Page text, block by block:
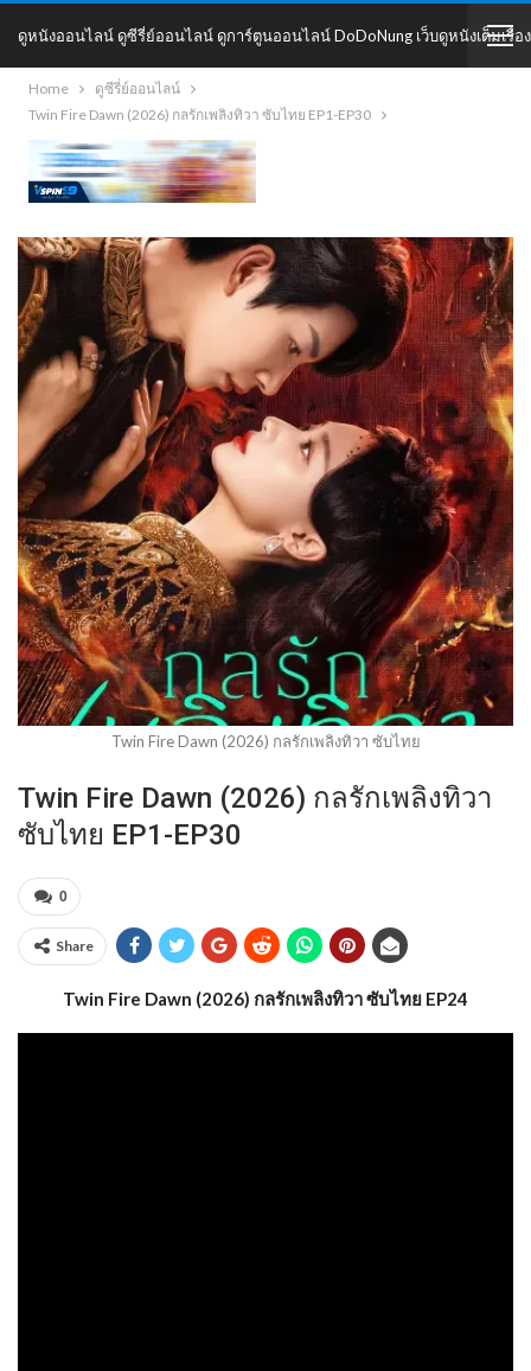
ดูหนังออนไลน์ ดูซีรี่ย์ออนไลน์ ดูการ์ตูนออนไลน์ DoDoNung เว็บดูหนังเต็มเรื่อง
DoDoNung
Home
ดูซีรี่ย์ออนไลน์
Twin Fire Dawn (2026) กลรักเพลิงทิวา ซับไทย EP1-EP30
Twin Fire Dawn (2026) กลรักเพลิงทิวา ซับไทย
Twin Fire Dawn (2026) กลรักเพลิงทิวา
ซับไทย EP1-EP30
0
Share
Twin Fire Dawn (2026) กลรักเพลิงทิวา ซับไทย EP24